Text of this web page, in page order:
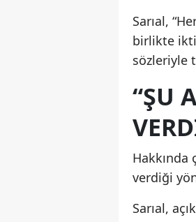
Sarıal,
birlikte
sözleriyle
“ŞU
Hakkında
verdiği
Sarıal,